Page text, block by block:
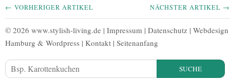
← VORHERIGER ARTIKEL NÄCHSTER ARTIKEL →
© 2026 www.stylish-living.de | Impressum | Datenschutz | Webdesign
Hamburg & Wordpress | Kontakt | Seitenanfang
SUCHE